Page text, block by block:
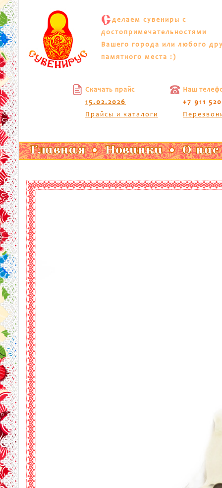
С делаем сувениры с
достопримечательностями
Вашего города или любого
памятного места :)
Скачать прайс
15.02.2026
Прайсы и каталоги
Наш
+7 911
Главная Новинки О нас